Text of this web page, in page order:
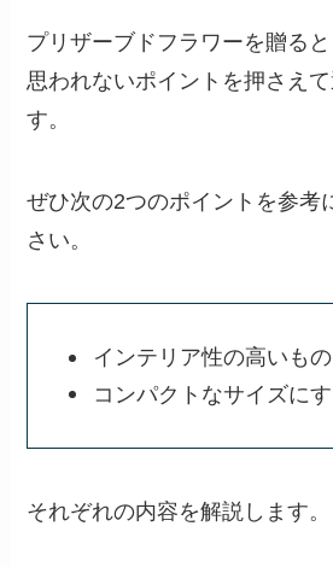
プリザーブドフラワーを贈る
思われないポイントを押さえ
す。
ぜひ次の2つのポイントを参考
さい。
インテリア性の高いも
コンパクトなサイズに
それぞれの内容を解説します。